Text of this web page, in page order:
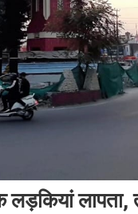
लड़कियां